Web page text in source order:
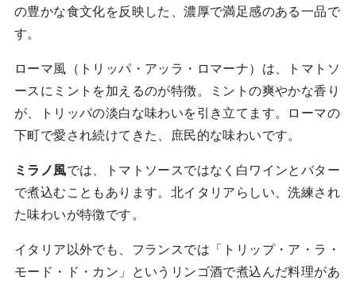
の豊かな食文化を反映した、濃厚で満足感のある一品で
す。
ローマ風（トリッパ・アッラ・ロマーナ）は、トマトソ
ースにミントを加えるのが特徴。ミントの爽やかな香り
が、トリッパの淡白な味わいを引き立てます。ローマの
下町で愛され続けてきた、庶民的な味わいです。
ミラノ風では、トマトソースではなく白ワインとバター
で煮込むこともあります。北イタリアらしい、洗練され
た味わいが特徴です。
イタリア以外でも、フランスでは「トリップ・ア・ラ・
モード・ド・カン」というリンゴ酒で煮込んだ料理があ